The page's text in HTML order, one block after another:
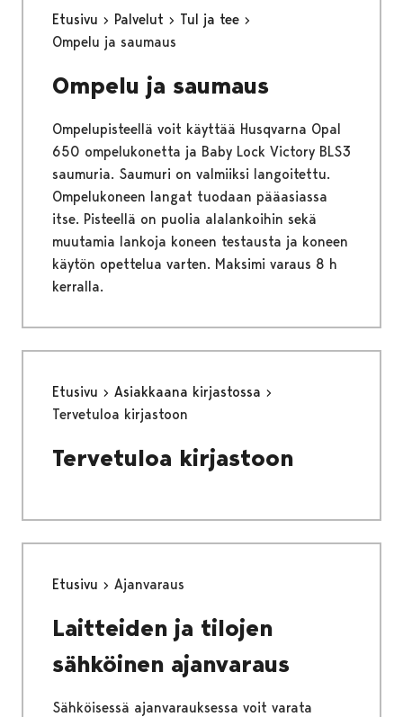
Etusivu Palvelut
Tul ja tee
Ompelu ja saumaus
Ompelu ja saumaus
Ompelupisteellä voit käyttää Husqvarna Opal
650 ompelukonetta ja Baby Lock Victory BLS3
saumuria. Saumuri on valmiiksi langoitettu.
Ompelukoneen langat tuodaan pääasiassa
itse. Pisteellä on puolia alalankoihin sekä
muutamia lankoja koneen testausta ja koneen
käytön opettelua varten. Maksimi varaus 8 h
kerralla.
Etusivu
Asiakkaana kirjastossa
Tervetuloa kirjastoon
Tervetuloa kirjastoon
Etusivu Ajanvaraus
Laitteiden ja tilojen
sähköinen ajanvaraus
Sähköisessä ajanvarauksessa voit varata